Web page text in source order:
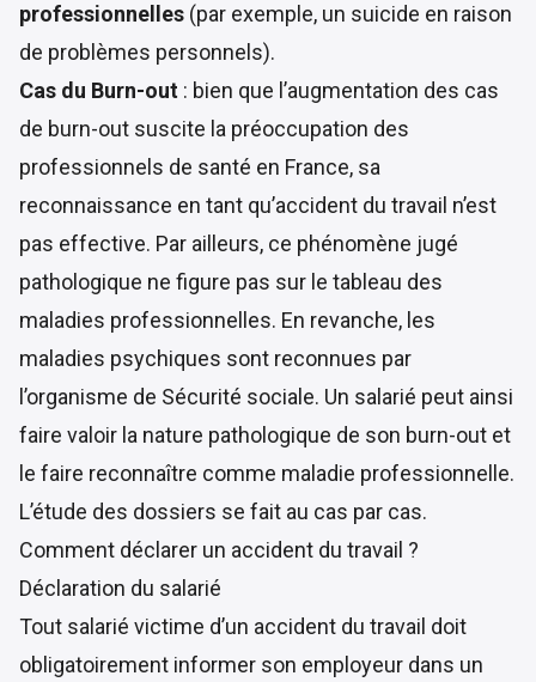
professionnelles (par exemple, un suicide en raison
de problèmes personnels).
Cas du Burn-out : bien que l’augmentation des cas
de burn-out suscite la préoccupation des
professionnels de santé en France, sa
reconnaissance en tant qu’accident du travail n’est
pas effective. Par ailleurs, ce phénomène jugé
pathologique ne figure pas sur le tableau des
maladies professionnelles. En revanche, les
maladies psychiques sont reconnues par
l’organisme de Sécurité sociale. Un salarié peut ainsi
faire valoir la nature pathologique de son burn-out et
le faire reconnaître comme maladie professionnelle.
L’étude des dossiers se fait au cas par cas.
Comment déclarer un accident du travail ?
Déclaration du salarié
Tout salarié victime d’un accident du travail doit
obligatoirement informer son employeur dans un